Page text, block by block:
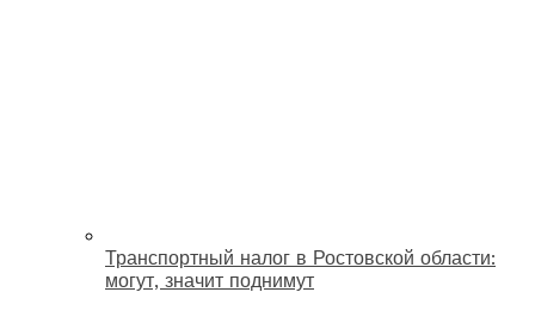
Транспортный налог в Ростовской области:
могут, значит поднимут